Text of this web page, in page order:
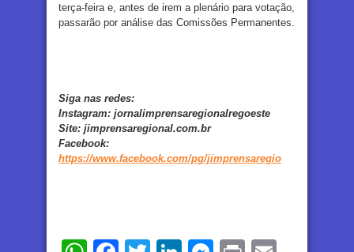
terça-feira e, antes de irem a plenário para votação,
passarão por análise das Comissões Permanentes.
Siga nas redes:
Instagram: jornalimprensaregionalregoeste
Site: jimprensaregional.com.br
Facebook:
https://www.facebook.com/pg/jimprensaregio